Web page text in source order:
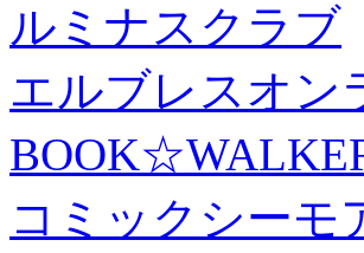
ルミナスクラブ
エルブレスオン
コミックシーモ